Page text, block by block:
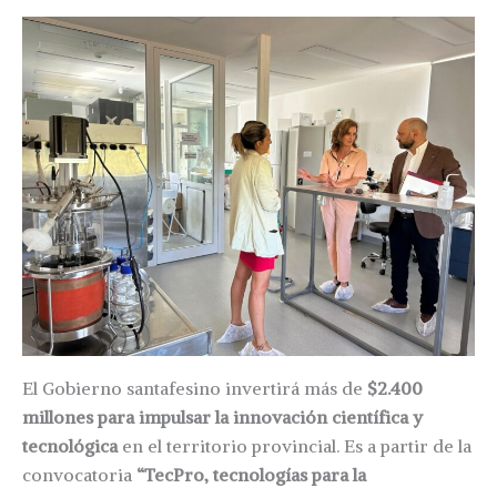
El Gobierno santafesino invertirá más de $2.400
millones para impulsar la innovación científica y
tecnológicaen el territorio provincial. Es a partir de la
convocatoria “TecPro, tecnologías para la